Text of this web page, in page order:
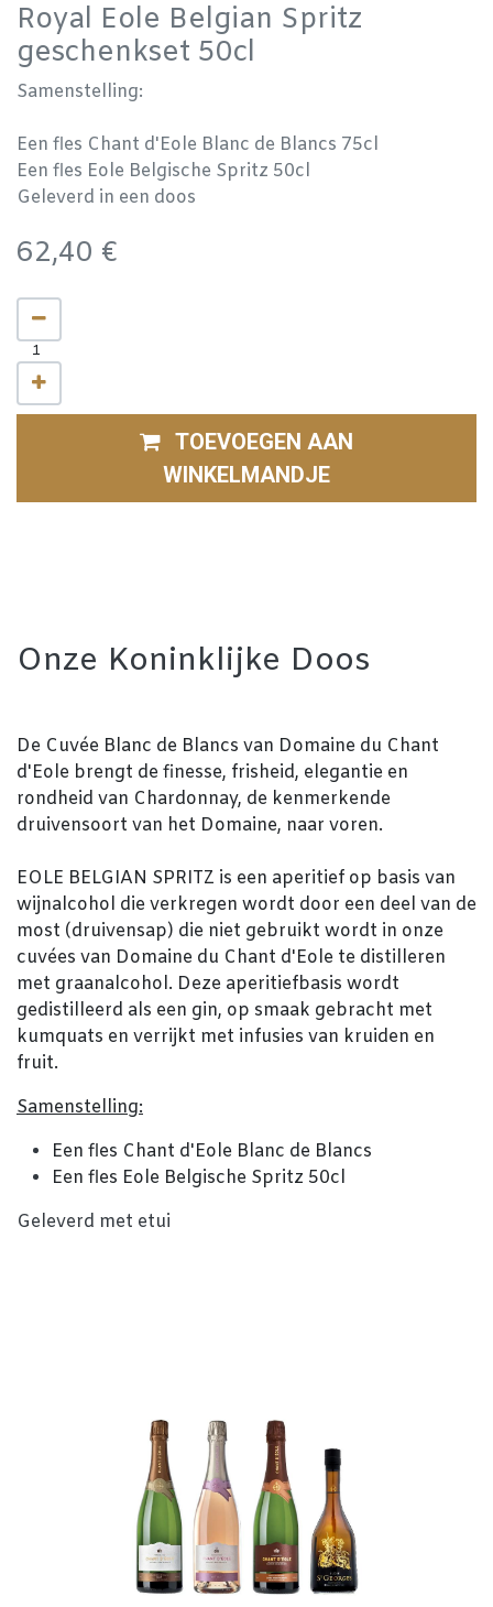
Royal Eole Belgian Spritz
geschenkset 50cl
Samenstelling:
Een fles Chant d'Eole Blanc de Blancs 75cl
Een fles Eole Belgische Spritz 50cl
Geleverd in een doos
62,40 €
TOEVOEGEN AAN
WINKELMANDJE
Onze Koninklijke Doos
De Cuvée Blanc de Blancs van Domaine du Chant
d'Eole brengt de finesse, frisheid, elegantie en
rondheid van Chardonnay, de kenmerkende
druivensoort van het Domaine, naar voren.
EOLE BELGIAN SPRITZ is een aperitief op basis van
wijnalcohol die verkregen wordt door een deel van de
most (druivensap) die niet gebruikt wordt in onze
cuvées van Domaine du Chant d'Eole te distilleren
met graanalcohol. Deze aperitiefbasis wordt
gedistilleerd als een gin, op smaak gebracht met
kumquats en verrijkt met infusies van kruiden en
fruit.
Samenstelling:
Een fles Chant d'Eole Blanc de Blancs
Een fles Eole Belgische Spritz 50cl
Geleverd met etui